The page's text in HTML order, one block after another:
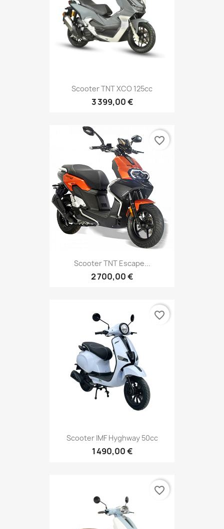
Scooter TNT XCO 125cc
3 399,00 €
Scooter TNT Escape...
2 700,00 €
favorite_border
Scooter IMF Hyghway 50cc
1 490,00 €
favorite_border
favorite_border